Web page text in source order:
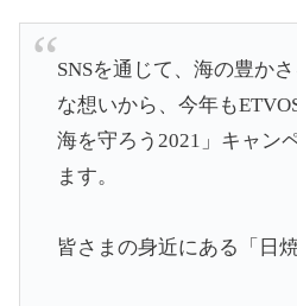
SNSを通じて、海の豊か
な想いから、今年も
海を守ろう2021」キャン
ます。
皆さまの身近にある「日